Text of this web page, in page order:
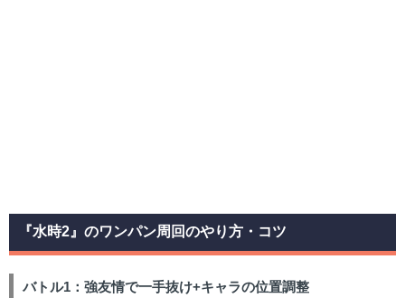
『水時2』のワンパン周回のやり方・コツ
バトル1：強友情で一手抜け+キャラの位置調整